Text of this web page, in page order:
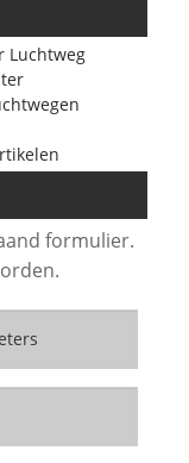
Luchtweg
formulier.